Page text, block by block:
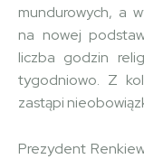
mundurowych, a
na nowej
liczba godzin
tygodniowo. Z
zastąpi
Prezydent